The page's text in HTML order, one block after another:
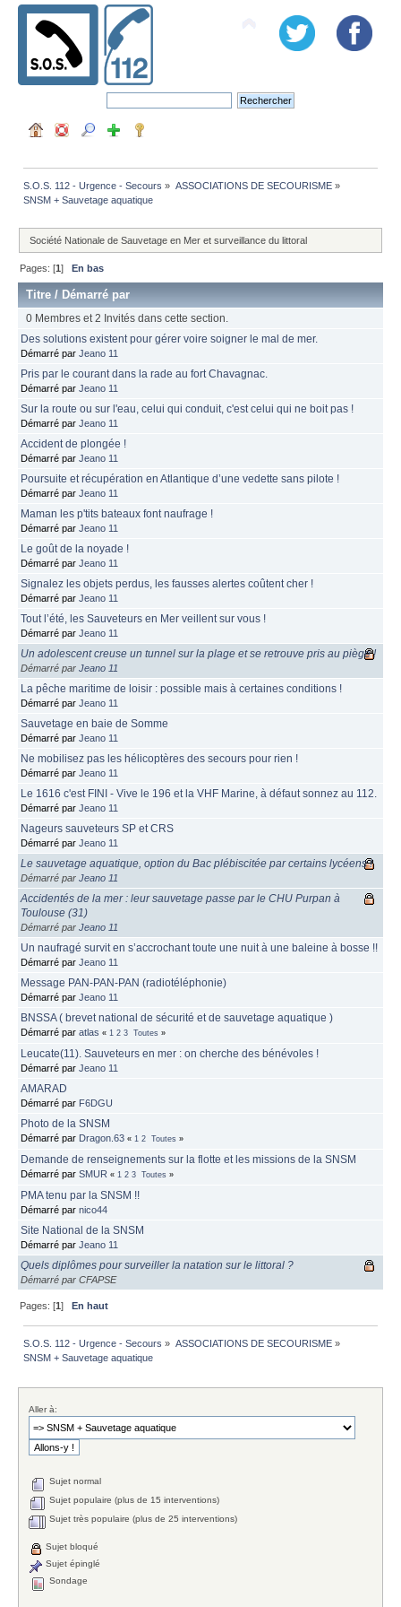
S.O.S. 112 - Urgence - Secours » ASSOCIATIONS DE SECOURISME»
SNSM + Sauvetage aquatique
Société Nationale de Sauvetage en Mer et surveillance du littoral
Pages: [1]En bas
Titre / Démarré par
0 Membres et 2 Invités dans cette section.
Des solutions existent pour gérer voire soigner le mal de mer.
Démarré par Jeano 11
Pris par le courant dans la rade au fort Chavagnac.
Démarré par Jeano 11
Sur la route ou sur l'eau, celui qui conduit, c'est celui qui ne boit pas !
Démarré par Jeano 11
Accident de plongée !
Démarré par Jeano 11
Poursuite et récupération en Atlantique d’une vedette sans pilote !
Démarré par Jeano 11
Maman les p'tits bateaux font naufrage !
Démarré par Jeano 11
Le goût de la noyade !
Démarré par Jeano 11
Signalez les objets perdus, les fausses alertes coûtent cher !
Démarré par Jeano 11
Tout l’été, les Sauveteurs en Mer veillent sur vous !
Démarré par Jeano 11
Un adolescent creuse un tunnel sur la plage et se retrouve pris au piège !
Démarré par Jeano 11
La pêche maritime de loisir : possible mais à certaines conditions !
Démarré par Jeano 11
Sauvetage en baie de Somme
Démarré par Jeano 11
Ne mobilisez pas les hélicoptères des secours pour rien !
Démarré par Jeano 11
Le 1616 c'est FINI - Vive le 196 et la VHF Marine, à défaut sonnez au 112.
Démarré par Jeano 11
Nageurs sauveteurs SP et CRS
Démarré par Jeano 11
Le sauvetage aquatique, option du Bac plébiscitée par certains lycéens !
Démarré par Jeano 11
Accidentés de la mer : leur sauvetage passe par le CHU Purpan à
Toulouse (31)
Démarré par Jeano 11
Un naufragé survit en s’accrochant toute une nuit à une baleine à bosse !!
Démarré par Jeano 11
Message PAN-PAN-PAN (radiotéléphonie)
Démarré par Jeano 11
BNSSA ( brevet national de sécurité et de sauvetage aquatique )
Démarré par atlas « 1 2 3 Toutes »
Leucate(11). Sauveteurs en mer : on cherche des bénévoles !
Démarré par Jeano 11
AMARAD
Démarré par F6DGU
Photo de la SNSM
Démarré par Dragon.63 « 1 2 Toutes »
Demande de renseignements sur la flotte et les missions de la SNSM
Démarré par SMUR « 1 2 3 Toutes »
PMA tenu par la SNSM !!
Démarré par nico44
Site National de la SNSM
Démarré par Jeano 11
Quels diplômes pour surveiller la natation sur le littoral ?
Démarré par CFAPSE
Pages: [1]En haut
S.O.S. 112 - Urgence - Secours » ASSOCIATIONS DE SECOURISME»
SNSM + Sauvetage aquatique
Aller à:
Sujet normal
Sujet populaire (plus de 15 interventions)
Sujet très populaire (plus de 25 interventions)
Sujet bloqué
Sujet épinglé
Sondage